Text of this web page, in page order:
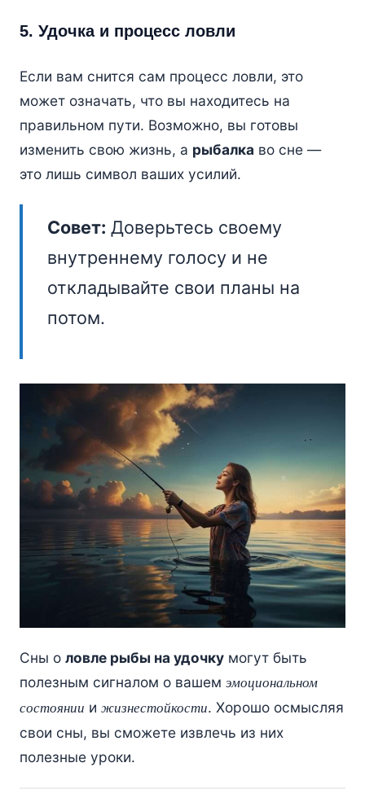
5. Удочка и процесс ловли
Если вам снится сам процесс ловли, это
может означать, что вы находитесь на
правильном пути. Возможно, вы готовы
изменить свою жизнь, а рыбалка во сне —
это лишь символ ваших усилий.
Совет: Доверьтесь своему
внутреннему голосу и не
откладывайте свои планы на
потом.
Сны о ловле рыбы на удочкумогут быть
полезным сигналом о вашем эмоциональном
состоянии и жизнестойкости. Хорошо осмысляя
свои сны, вы сможете извлечь из них
полезные уроки.